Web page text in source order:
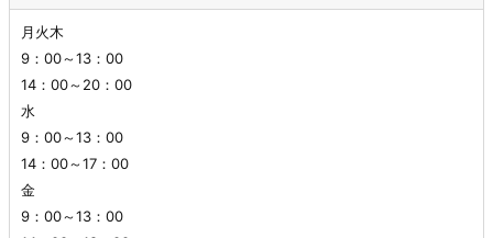
月火木
9：00～13：00
14：00～20：00
水
9：00～13：00
14：00～17：00
金
9：00～13：00